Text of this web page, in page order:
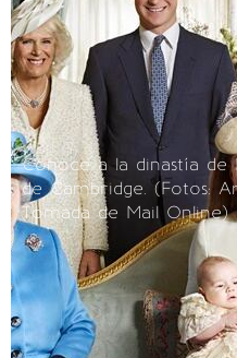
Conoce a la dinastía de
de Cambridge. (Fotos:
Tomada de Mail Online)